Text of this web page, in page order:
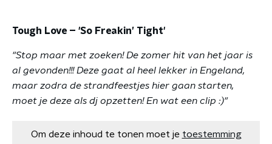
Tough Love – 'So Freakin’ Tight'
"Stop maar met zoeken! De zomer hit van het jaar is
al gevonden!!! Deze gaat al heel lekker in Engeland,
maar zodra de strandfeestjes hier gaan starten,
moet je deze als dj opzetten! En wat een clip :)"
Om deze inhoud te tonen moet je toestemming